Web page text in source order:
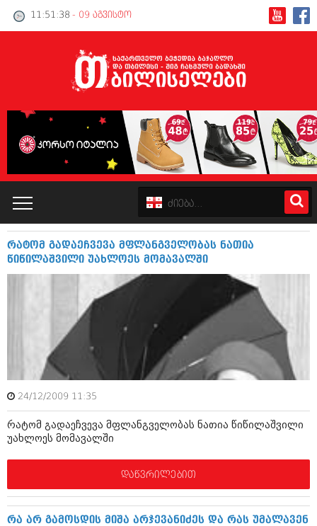
11:51:38 - 09 აგვისტო
ინტერვიუები
ამბები
საზოგადოება
მოდი, ვილაპარაკოთ
მოდა + დიზაინი
კატალოგი
ინტერვიუები
ამბები
საზოგადოება
მოდი, ვილაპარაკოთ
მოდა + დიზაინი
სპორტი
რატომ გადაეჩვევა მფლანგველობას ნათია
წიწილაშვილი უახლოეს მომავალში
24/12/2009 11:35
რატომ გადაეჩვევა მფლანგველობას ნათია წიწილაშვილი
უახლოეს მომავალში
დაწვრილებით
რა არ გამოსდის მიშა არჯევანიძეს და რას უმალავენ